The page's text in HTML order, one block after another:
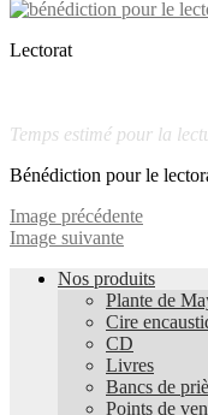
Lectorat
Temps estimé pour la
Bénédiction pour le
Image précédente
Image suivante
Nos produits
Plante de
Cire
CD
Livres
Bancs de
Points de